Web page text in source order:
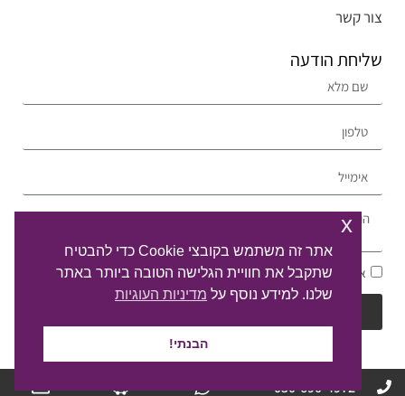
צור קשר
שליחת הודעה
אני מסכים/ה למדיניות הפרטיות ולעיבוד המידע ליצירת קשר
050-690-4972
אתר זה משתמש בקובצי Cookie כדי להבטיח
שתקבל את חוויית הגלישה הטובה ביותר באתר
שלנו. למידע נוסף על מדיניות העוגיות
הבנתי!
x